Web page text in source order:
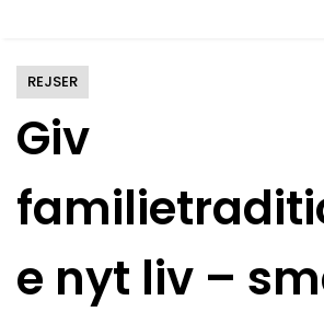
Giv
e nyt liv –
REJSER